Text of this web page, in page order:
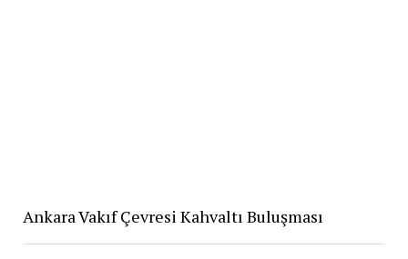
Ankara Vakıf Çevresi Kahvaltı Buluşması